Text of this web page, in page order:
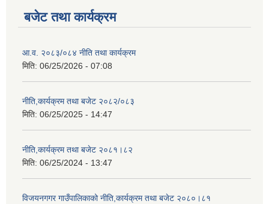
बजेट तथा कार्यक्रम
आ.व. २०८३/०८४ नीति तथा कार्यक्रम
मिति: 06/25/2026 - 07:08
नीति,कार्यक्रम तथा बजेट २०८२/०८३
मिति: 06/25/2025 - 14:47
नीति,कार्यक्रम तथा बजेट २०८१।८२
मिति: 06/25/2024 - 13:47
विजयनगगर गाउँपालिकाको नीति,कार्यक्रम तथा बजेट २०८०।८१